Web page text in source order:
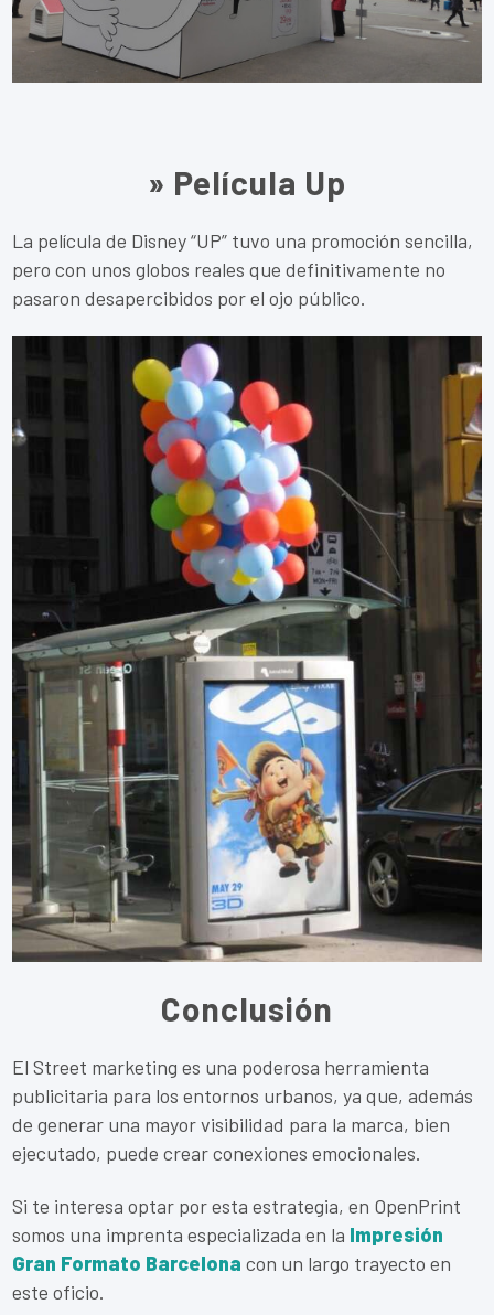
» Película Up
La película de Disney “UP” tuvo una promoción sencilla,
pero con unos globos reales que definitivamente no
pasaron desapercibidos por el ojo público.
Conclusión
El Street marketing es una poderosa herramienta
publicitaria para los entornos urbanos, ya que, además
de generar una mayor visibilidad para la marca, bien
ejecutado, puede crear conexiones emocionales.
Si te interesa optar por esta estrategia, en OpenPrint
somos una imprenta especializada en la Impresión
Gran Formato Barcelona con un largo trayecto en
este oficio.